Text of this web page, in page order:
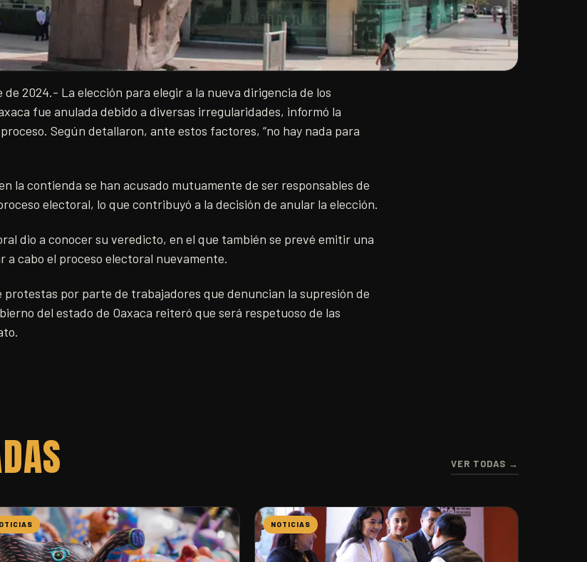
de 2024.- La elección para elegir a la nueva dirigencia de los
fue anulada debido a diversas irregularidades, informó la
Según detallaron, ante estos factores, “no hay nada para
la contienda se han acusado mutuamente de ser responsables de
electoral, lo que contribuyó a la decisión de anular la elección.
dio a conocer su veredicto, en el que también se prevé emitir una
a cabo el proceso electoral nuevamente.
protestas por parte de trabajadores que denuncian la supresión de
del estado de Oaxaca reiteró que será respetuoso de las
VER TODAS →
NOTICIAS